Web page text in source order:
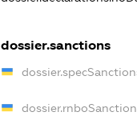
dossier.sanctions